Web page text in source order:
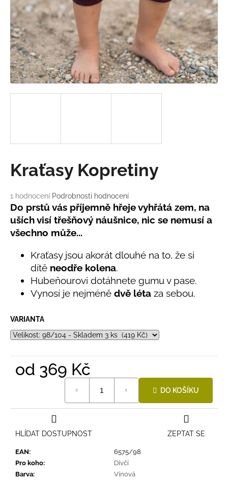
Průměrné
hodnocení
produktu
je
5,0
hvězdiček.
1 hodnocení Podrobnosti hodnocení
Kraťasy Kopretiny
Do prstů vás příjemně hřeje vyhřátá zem, na
uších visí třešňový náušnice, nic se nemusí a
všechno může...
Kraťasy jsou akorát dlouhé na to, že si
dítě neodře kolena.
Hubeňourovi dotáhnete gumu v pase.
Vynosí je nejméně dvě léta za sebou.
VARIANTA
od 369 Kč
DO KOŠÍKU
EAN:
6575/98
Pro koho:
Dívčí
Barva:
Vínová
ZEPTAT SE
HLÍDAT DOSTUPNOST
a
j
í
t
?
D
o
o
r
u
č
BAMBUSOVÉ
TRIKO
NÁMOŘNICKÉ
PRUHY
Kč